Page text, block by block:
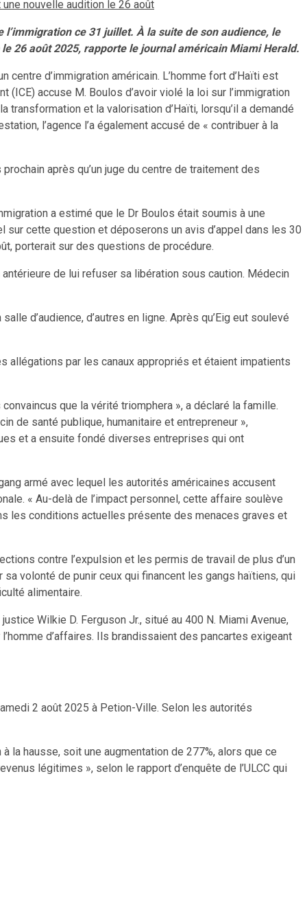
nouvelle audition le 26 août
ce 31 juillet. À la suite de son audience, le
26 août 2025, rapporte le journal américain Miami Herald.
d’immigration américain. L’homme fort d’Haïti est
accuse M. Boulos d’avoir violé la loi sur l’immigration
et la valorisation d’Haïti, lorsqu’il a demandé
l’agence l’a également accusé de « contribuer à la
après qu’un juge du centre de traitement des
a estimé que le Dr Boulos était soumis à une
sur cette question et déposerons un avis d’appel dans les 30
porterait sur des questions de procédure.
de lui refuser sa libération sous caution. Médecin
d’audience, d’autres en ligne. Après qu’Eig eut soulevé
allégations par les canaux appropriés et étaient impatients
que la vérité triomphera », a déclaré la famille.
de santé publique, humanitaire et entrepreneur »,
et a ensuite fondé diverses entreprises qui ont
armé avec lequel les autorités américaines accusent
« Au-delà de l’impact personnel, cette affaire soulève
les conditions actuelles présente des menaces graves et
contre l’expulsion et les permis de travail de plus d’un
volonté de punir ceux qui financent les gangs haïtiens, qui
alimentaire.
Wilkie D. Ferguson Jr., situé au 400 N. Miami Avenue,
d’affaires. Ils brandissaient des pancartes exigeant
2 août 2025 à Petion-Ville. Selon les autorités
la hausse, soit une augmentation de 277%, alors que ce
légitimes », selon le rapport d’enquête de l’ULCC qui